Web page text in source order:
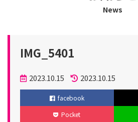
News
IMG_5401
投
稿
日
2023.10.15
更
新
2023.10.15
facebook
Pocket